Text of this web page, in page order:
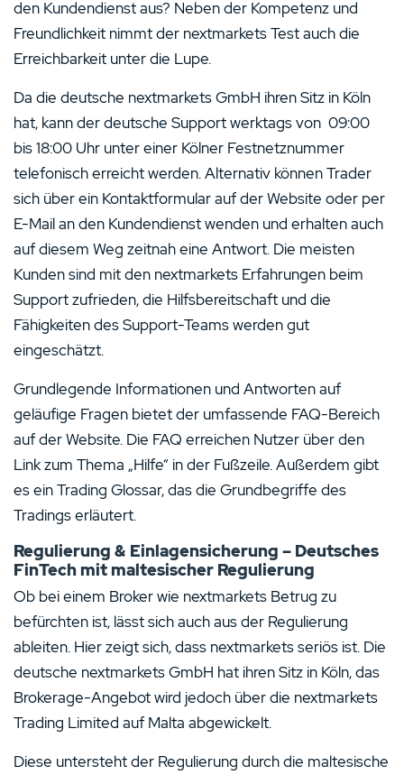
den Kundendienst aus? Neben der Kompetenz und
Freundlichkeit nimmt der nextmarkets Test auch die
Erreichbarkeit unter die Lupe.
Da die deutsche nextmarkets GmbH ihren Sitz in Köln
hat, kann der deutsche Support werktags von 09:00
bis 18:00 Uhr unter einer Kölner Festnetznummer
telefonisch erreicht werden. Alternativ können Trader
sich über ein Kontaktformular auf der Website oder per
E-Mail an den Kundendienst wenden und erhalten auch
auf diesem Weg zeitnah eine Antwort. Die meisten
Kunden sind mit den nextmarkets Erfahrungen beim
Support zufrieden, die Hilfsbereitschaft und die
Fähigkeiten des Support-Teams werden gut
eingeschätzt.
Grundlegende Informationen und Antworten auf
geläufige Fragen bietet der umfassende FAQ-Bereich
auf der Website. Die FAQ erreichen Nutzer über den
Link zum Thema „Hilfe“ in der Fußzeile. Außerdem gibt
es ein Trading Glossar, das die Grundbegriffe des
Tradings erläutert.
Regulierung & Einlagensicherung – Deutsches
FinTech mit maltesischer Regulierung
Ob bei einem Broker wie nextmarkets Betrug zu
befürchten ist, lässt sich auch aus der Regulierung
ableiten. Hier zeigt sich, dass nextmarkets seriös ist. Die
deutsche nextmarkets GmbH hat ihren Sitz in Köln, das
Brokerage-Angebot wird jedoch über die nextmarkets
Trading Limited auf Malta abgewickelt.
Diese untersteht der Regulierung durch die maltesische